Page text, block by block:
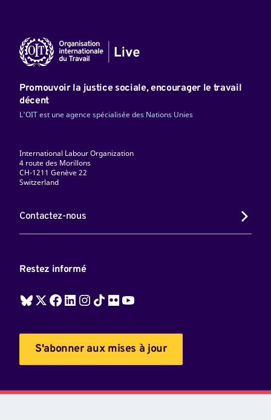
Promouvoir la justice sociale, encourager le travail
décent
L'OIT est une agence spécialisée des Nations Unies
International Labour Organization
4 route des Morillons
CH-1211 Genève 22
Switzerland
Contactez-nous
Restez informé
S'abonner aux mises à jour